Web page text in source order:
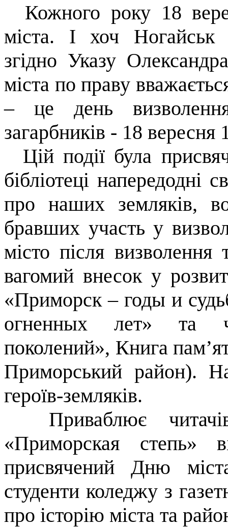
Кожного року 18
міста. І хоч Ногайськ
згідно Указу
міста по праву
– це день
загарбників - 18 вересня
Цій події була
бібліотеці напередодні
про наших земляків,
бравших участь у
місто після
вагомий внесок у
«Приморск – годы и
огненных лет» та
поколений», Книга
Приморський район).
героїв-земляків.
Приваблює читачів
«Приморская степь»
присвячений Дню
студенти коледжу з
про історію міста та